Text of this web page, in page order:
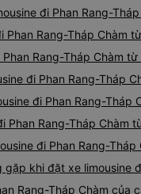
đi Phan Rang-
Phan Rang-Tháp Chàm
Rang-Tháp Chàm từ
đi Phan Rang-Tháp
đi Phan Rang-Tháp
Phan Rang-Tháp Chàm
đi Phan Rang-
khi đặt xe limousine
Rang-Tháp Chàm của